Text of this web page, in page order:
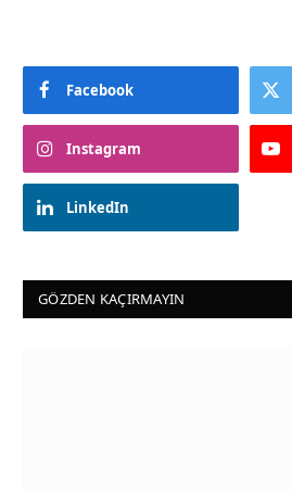
Facebook
Instagram
LinkedIn
GÖZDEN KAÇIRMAYIN